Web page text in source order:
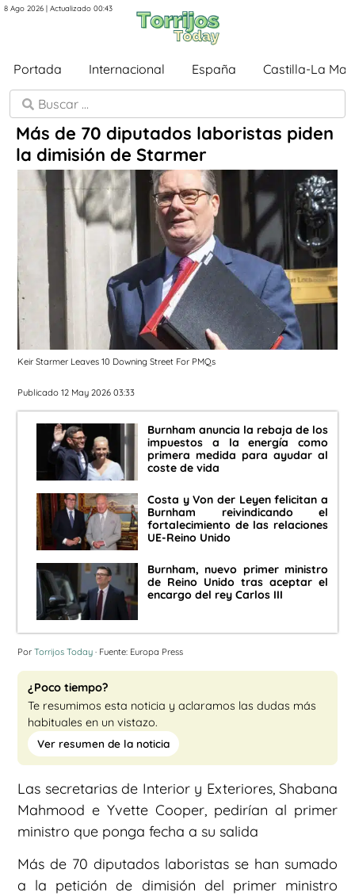
8 Ago 2026 | Actualizado 00:43
Portada Internacional España Castilla-La
Más de 70 diputados laboristas piden
la dimisión de Starmer
Keir Starmer Leaves 10 Downing Street For PMQs
Publicado 12 May 2026 03:33
Burnham anuncia la rebaja de los
impuestos a la energía como
primera medida para ayudar al
coste de vida
Costa y Von der Leyen felicitan a
Burnham reivindicando el
fortalecimiento de las relaciones
UE-Reino Unido
Burnham, nuevo primer ministro
de Reino Unido tras aceptar el
encargo del rey Carlos III
Por Torrijos Today · Fuente: Europa Press
¿Poco tiempo?
Te resumimos esta noticia y aclaramos las dudas más
habituales en un vistazo.
Ver resumen de la noticia
Las secretarias de Interior y Exteriores, Shabana
Mahmood e Yvette Cooper, pedirían al primer
ministro que ponga fecha a su salida
Más de 70 diputados laboristas se han sumado
a la petición de dimisión del primer ministro